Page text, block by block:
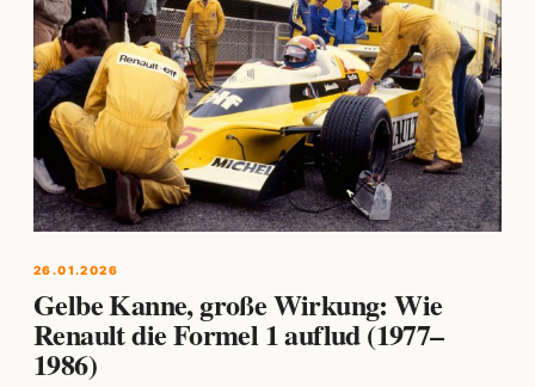
26.01.2026
Gelbe Kanne, große Wirkung: Wie
Renault die Formel 1 auflud (1977–
1986)